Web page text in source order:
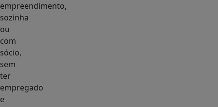
empreendimento,
sozinha
ou
com
sócio,
sem
ter
empregado
e